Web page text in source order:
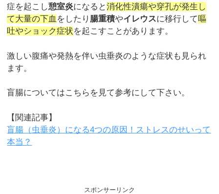
症を起こし憩室炎になると消化性潰瘍や穿孔が発生し
て大量の下血 をしたり 腸重積やイレウスに移行して嘔
吐やショック症状を起こすことがあります。
激しい腹痛や発熱を伴い虫垂炎のような症状も見られ
ます。
盲腸についてはこちらを見て参考にして下さい。
【関連記事】
盲腸（虫垂炎）になる4つの原因！ストレスのせいって
本当？
スポンサーリンク